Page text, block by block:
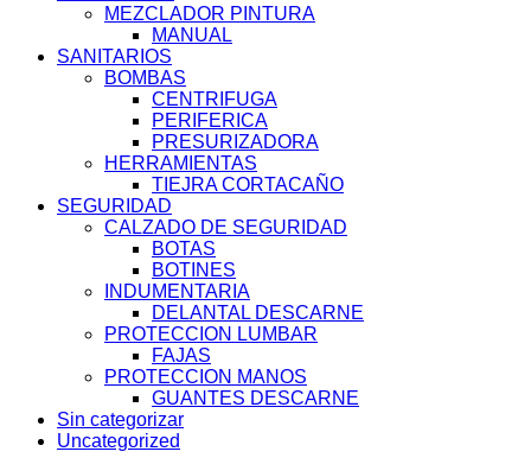
MEZCLADOR PINTURA
MANUAL
SANITARIOS
BOMBAS
CENTRIFUGA
PERIFERICA
PRESURIZADORA
HERRAMIENTAS
TIEJRA CORTACAÑO
SEGURIDAD
CALZADO DE SEGURIDAD
BOTAS
BOTINES
INDUMENTARIA
DELANTAL DESCARNE
PROTECCION LUMBAR
FAJAS
PROTECCION MANOS
GUANTES DESCARNE
Sin categorizar
Uncategorized